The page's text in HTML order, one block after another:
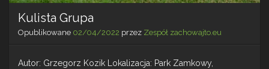
Kulista Grupa
Opublikowane 02/04/2022 przez Zespół zachowajto.eu
Autor: Grzegorz Kozik Lokalizacja: Park Zamkowy,